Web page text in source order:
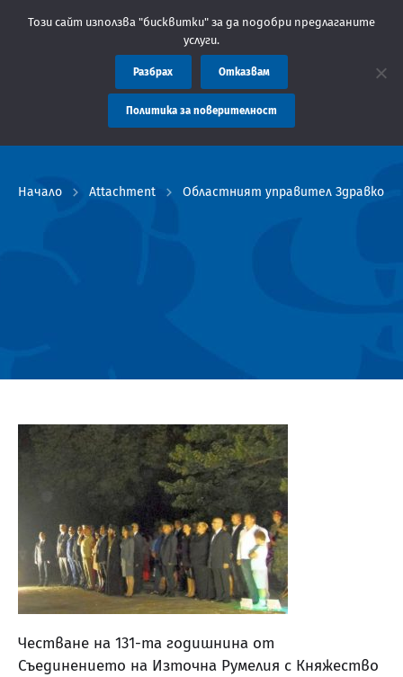
Съобщение: Областна администрация Пловдив
Начало Attachment Областният управител Здравко
Честване на 131-та годишнина от
Съединението на Източна Румелия с Княжество
Този сайт използва "бисквитки" за да подобри предлаганите
услуги.
Разбрах Отказвам
Политика за поверителност